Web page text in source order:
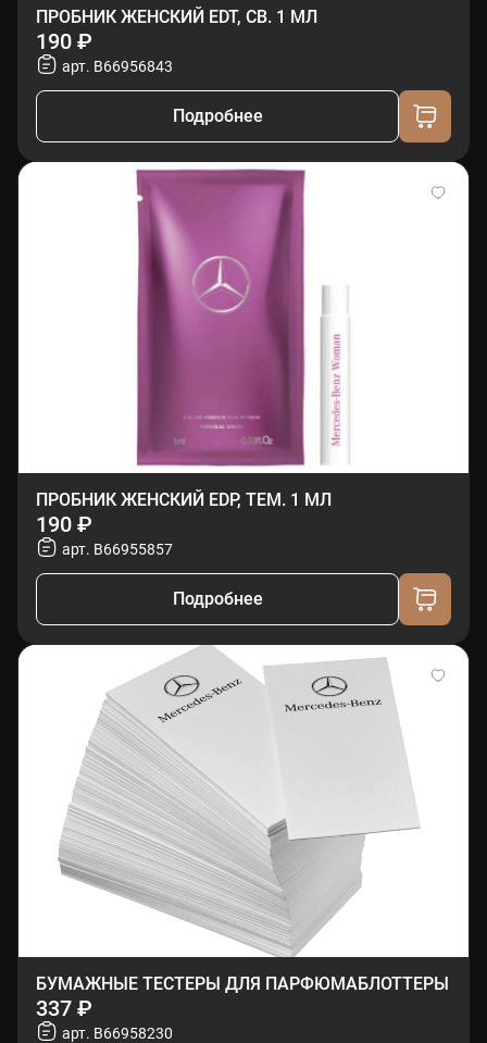
ПРОБНИК ЖЕНСКИЙ EDT, СВ. 1 МЛ
190 ₽
арт. B66956843
Подробнее
ПРОБНИК ЖЕНСКИЙ EDP, ТЕМ. 1 МЛ
190 ₽
арт. B66955857
Подробнее
БУМАЖНЫЕ ТЕСТЕРЫ ДЛЯ ПАРФЮМАБЛОТТЕРЫ
337 ₽
арт. B66958230